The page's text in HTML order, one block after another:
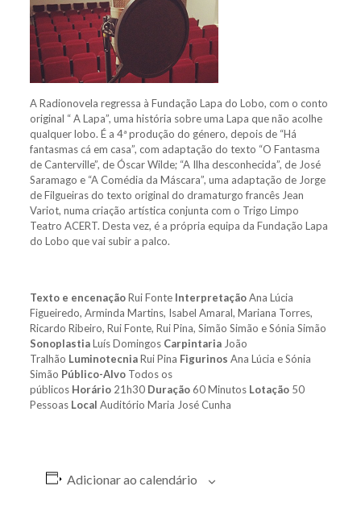
A Radionovela regressa à Fundação Lapa do Lobo, com o conto
original “ A Lapa”, uma história sobre uma Lapa que não acolhe
qualquer lobo. É a 4ª produção do género, depois de “Há
fantasmas cá em casa”, com adaptação do texto “O Fantasma
de Canterville”, de Óscar Wilde; “A Ilha desconhecida”, de José
Saramago e “A Comédia da Máscara”, uma adaptação de Jorge
de Filgueiras do texto original do dramaturgo francês Jean
Variot, numa criação artística conjunta com o Trigo Limpo
Teatro ACERT. Desta vez, é a própria equipa da Fundação Lapa
do Lobo que vai subir a palco.
Texto e encenaçãoRui Fonte InterpretaçãoAna Lúcia
Figueiredo, Arminda Martins, Isabel Amaral, Mariana Torres,
Ricardo Ribeiro, Rui Fonte, Rui Pina, Simão Simão e Sónia Simão
SonoplastiaLuís Domingos Carpintaria João
Tralhão LuminotecniaRui Pina Figurinos Ana Lúcia e Sónia
Simão Público-AlvoTodos os
públicos Horário21h30 Duração60 Minutos Lotação50
Pessoas Local Auditório Maria José Cunha
Adicionar ao calendário